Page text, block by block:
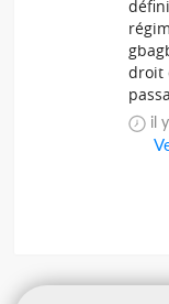
droit
il